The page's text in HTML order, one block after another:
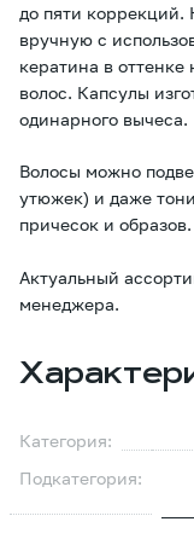
до пяти
вручную с
кератина в
волос. Капсулы
одинарного вычеса.
Волосы можно
утюжек) и даже
причесок и образов.
Актуальный
менеджера.
Категория:
Подкатегория: